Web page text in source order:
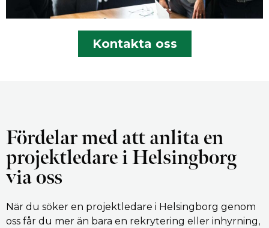
Kontakta oss
Fördelar med att anlita en
projektledare i Helsingborg
via oss
När du söker en projektledare i Helsingborg genom
oss får du mer än bara en rekrytering eller inhyrning,